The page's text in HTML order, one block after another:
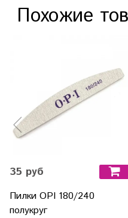
Похожие
35 руб
Пилки OPI 180/240
полукруг